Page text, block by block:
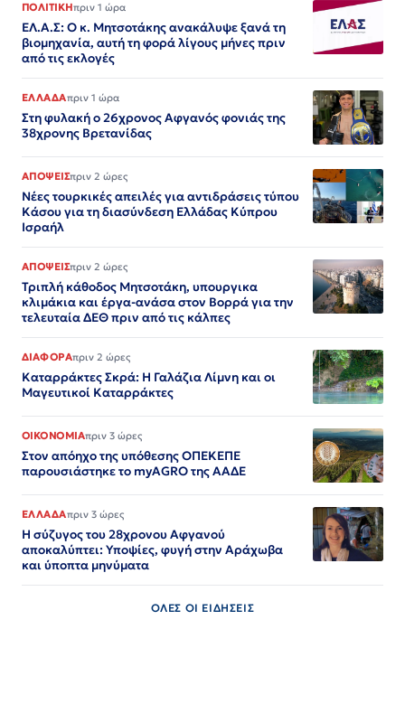
ΠΟΛΙΤΙΚΗπριν 1 ώρα
ΕΛ.Α.Σ: Ο κ. Μητσοτάκης ανακάλυψε ξανά τη
βιομηχανία, αυτή τη φορά λίγους μήνες πριν
από τις εκλογές
ΕΛΛΑΔΑπριν 1 ώρα
Στη φυλακή ο 26χρονος Αφγανός φονιάς της
38χρονης Βρετανίδας
ΑΠΟΨΕΙΣπριν 2 ώρες
Νέες τουρκικές απειλές για αντιδράσεις τύπου
Κάσου για τη διασύνδεση Ελλάδας Κύπρου
Ισραήλ
ΑΠΟΨΕΙΣπριν 2 ώρες
Τριπλή κάθοδος Μητσοτάκη, υπουργικα
κλιμάκια και έργα-ανάσα στον Βορρά για την
τελευταία ΔΕΘ πριν από τις κάλπες
ΔΙΑΦΟΡΑπριν 2 ώρες
Καταρράκτες Σκρά: Η Γαλάζια Λίμνη και οι
Μαγευτικοί Καταρράκτες
ΟΙΚΟΝΟΜΙΑπριν 3 ώρες
Στον απόηχο της υπόθεσης ΟΠΕΚΕΠΕ
παρουσιάστηκε το myAGRO της ΑΑΔΕ
ΕΛΛΑΔΑπριν 3 ώρες
Η σύζυγος του 28χρονου Αφγανού
αποκαλύπτει: Υποψίες, φυγή στην Αράχωβα
και ύποπτα μηνύματα
ΟΛΕΣ ΟΙ ΕΙΔΗΣΕΙΣ